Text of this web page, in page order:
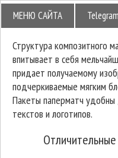
МЕНЮ САЙТА Telegram
Пакеты
Структура композитного
впитывает в себя
придает получаемому
подчеркиваемые мягким
Пакеты паперматч удобны
текстов и логотипов.